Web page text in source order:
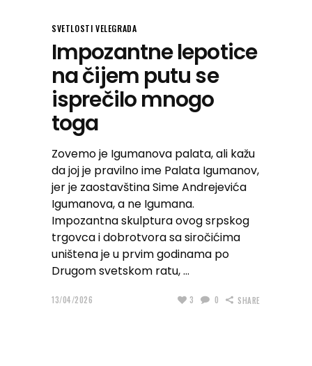
SVETLOSTI VELEGRADA
Impozantne lepotice
na čijem putu se
isprečilo mnogo
toga
Zovemo je Igumanova palata, ali kažu
da joj je pravilno ime Palata Igumanov,
jer je zaostavština Sime Andrejevića
Igumanova, a ne Igumana.
Impozantna skulptura ovog srpskog
trgovca i dobrotvora sa siročićima
uništena je u prvim godinama po
Drugom svetskom ratu,
13/04/2026 3 0 SHARE